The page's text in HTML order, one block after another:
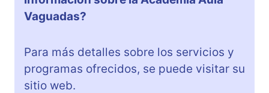
Vaguadas?
Para más detalles sobre los servicios y
programas ofrecidos, se puede visitar su
sitio web.